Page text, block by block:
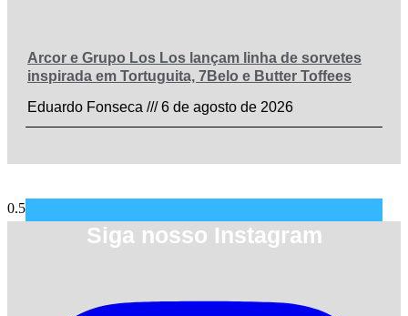
Arcor e Grupo Los Los lançam linha de sorvetes
inspirada em Tortuguita, 7Belo e Butter Toffees
Eduardo Fonseca
6 de agosto de 2026
Siga nosso Instagram